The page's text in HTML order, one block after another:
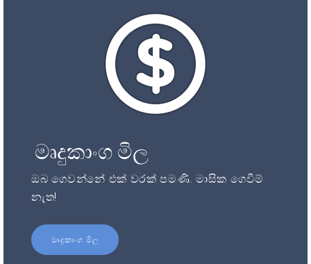
මෘදුකාංග මිල
ඔබ ගෙවන්නේ එක් වරක් පමණි. මාසික ගෙවීම්
නැත!
මෘදුකාංග මිල